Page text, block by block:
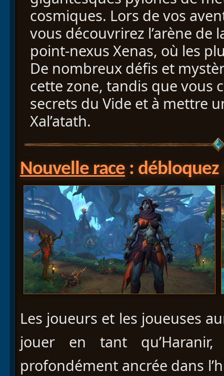
cosmiques. Lors de vos
vous découvrirez l’arène de
point-nexus Xenas, où les
De nombreux défis et
cette zone, tandis que vous
secrets du Vide et à mettre
Xal’atath.
Nouvelle race : débloquez
Les joueurs et les joueuses
jouer en tant
profondément ancrée dans